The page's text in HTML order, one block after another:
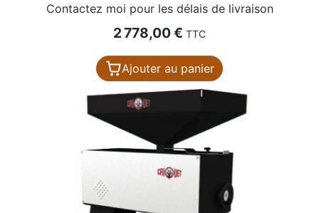
Contactez moi pour les délais de livraison
Prix
2 778,00 € TTC
Ajouter au panier